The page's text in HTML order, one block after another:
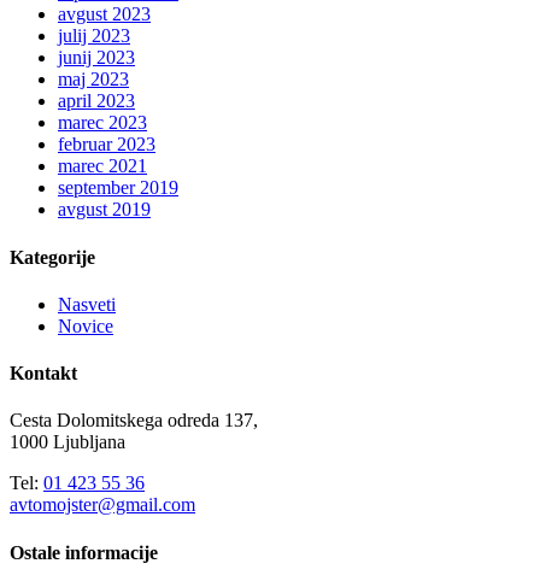
avgust 2023
julij 2023
junij 2023
maj 2023
april 2023
marec 2023
februar 2023
marec 2021
september 2019
avgust 2019
Kategorije
Nasveti
Novice
Kontakt
Cesta Dolomitskega odreda 137,
1000 Ljubljana
Tel: 01 423 55 36
avtomojster@gmail.com
Ostale informacije